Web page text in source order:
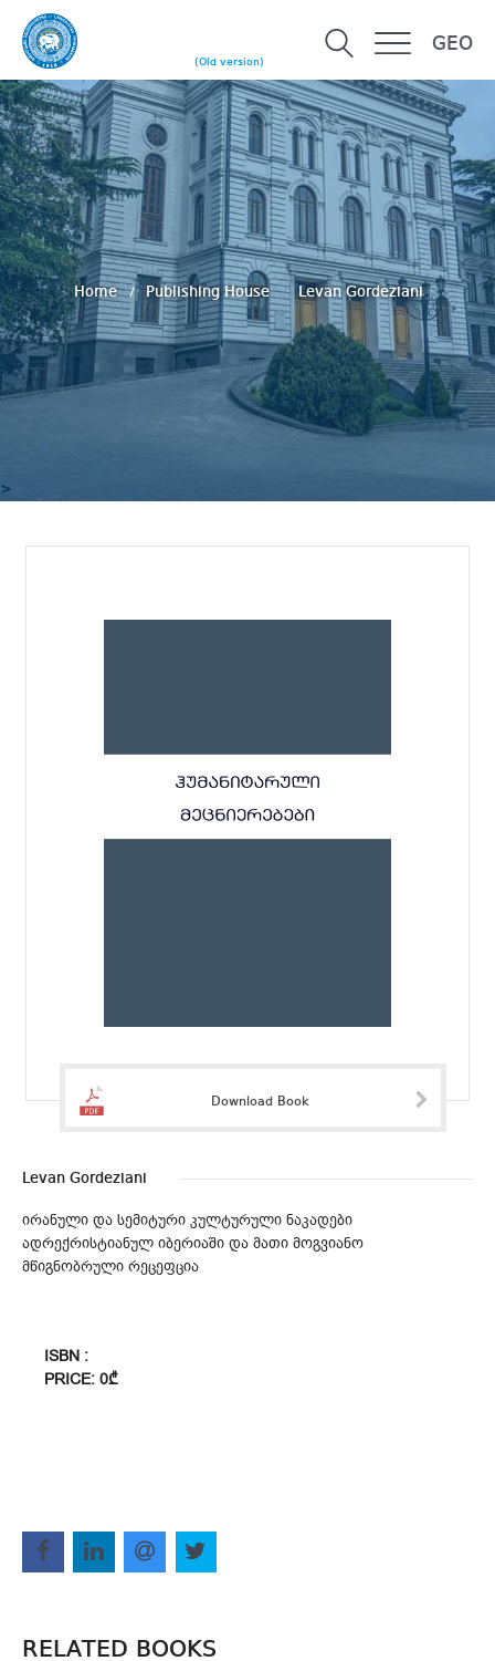
(Old version)
GEO
>
Home Publishing House Levan Gordeziani
Download Book
Levan Gordeziani
ირანული და სემიტური კულტურული ნაკადები
ადრექრისტიანულ იბერიაში და მათი მოგვიანო
მწიგნობრული რეცეფცია
ISBN :
PRICE: 0₾
RELATED BOOKS